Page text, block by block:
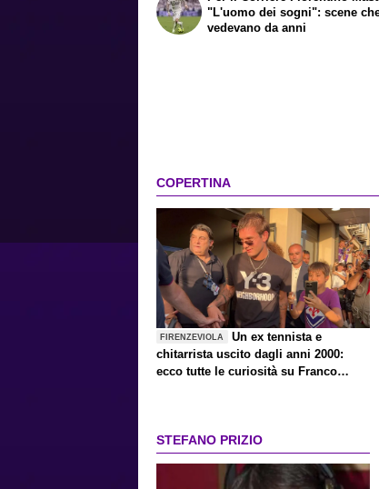
"L'uomo dei sogni": scene
vedevano da anni
COPERTINA
FIRENZEVIOLA
Un ex tennista e
chitarrista uscito dagli anni 2000:
ecco tutte le curiosità su Franco
STEFANO PRIZIO